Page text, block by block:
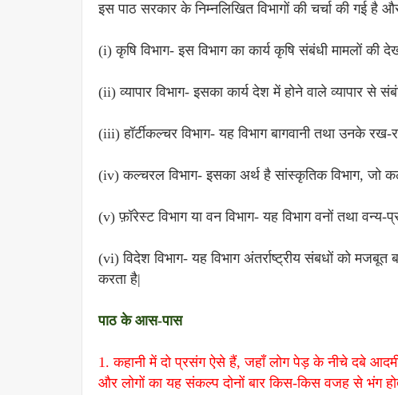
इस पाठ सरकार के निम्नलिखित विभागों की चर्चा की गई है
(i) कृषि विभाग- इस विभाग का कार्य कृषि संबंधी मामलों की
(ii) व्यापार विभाग- इसका कार्य देश में होने वाले व्यापार से
(iii) हॉर्टीकल्चर विभाग- यह विभाग बागवानी तथा उनके
(iv) कल्चरल विभाग- इसका अर्थ है सांस्कृतिक विभाग, जो
(v) फ़ॉरेस्ट विभाग या वन विभाग- यह विभाग वनों तथा वन्य-
(vi) विदेश विभाग- यह विभाग अंतर्राष्ट्रीय संबधों को
करता है|
पाठ के आस-पास
1. कहानी में दो प्रसंग ऐसे हैं, जहाँ लोग पेड़ के नीचे दबे
और लोगों का यह संकल्प दोनों बार किस-किस वजह से भंग